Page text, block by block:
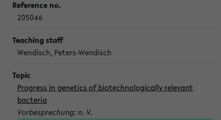
205046
Wendisch, Peters-Wendisch
Progress in genetics of biotechnologically relevant
bacteria
Vorbesprechung: n. V.